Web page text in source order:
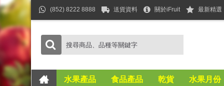
(852) 8222 8888 送貨資料 關於iFruit 最新精選
水果產品 食品產品 乾貨 水果月份